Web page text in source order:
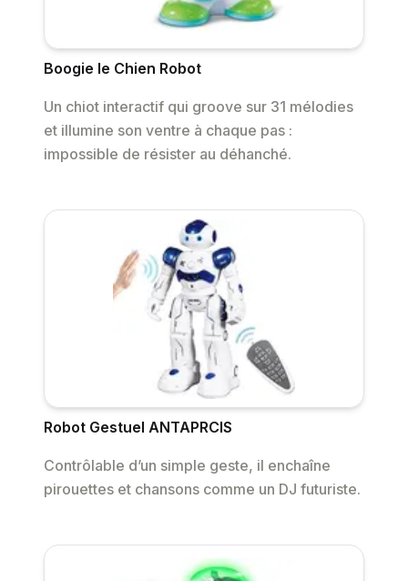
Boogie le Chien Robot
Un chiot interactif qui groove sur 31 mélodies
et illumine son ventre à chaque pas :
impossible de résister au déhanché.
Robot Gestuel ANTAPRCIS
Contrôlable d’un simple geste, il enchaîne
pirouettes et chansons comme un DJ futuriste.